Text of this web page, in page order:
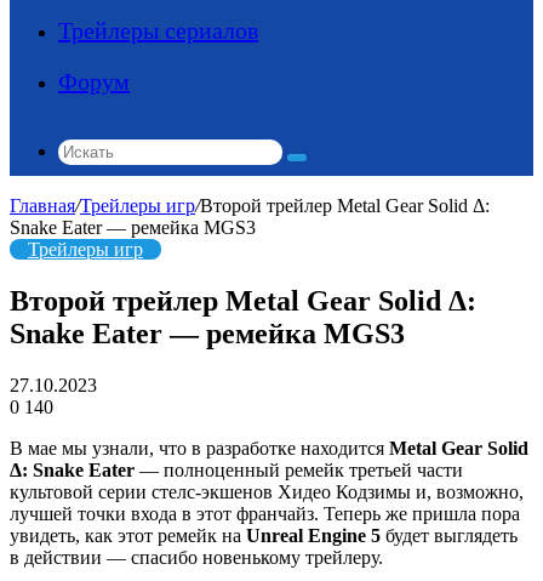
Трейлеры сериалов
Форум
Искать
Главная/Трейлеры игр/Второй трейлер Metal Gear Solid Δ:
Snake Eater — ремейка MGS3
Трейлеры игр
Второй трейлер Metal Gear Solid Δ:
Snake Eater — ремейка MGS3
27.10.2023
0 140
В мае мы узнали, что в разработке находится Metal Gear Solid
Δ: Snake Eater — полноценный ремейк третьей части
культовой серии стелс-экшенов Хидео Кодзимы и, возможно,
лучшей точки входа в этот франчайз. Теперь же пришла пора
увидеть, как этот ремейк на Unreal Engine 5 будет выглядеть
в действии — спасибо новенькому трейлеру.